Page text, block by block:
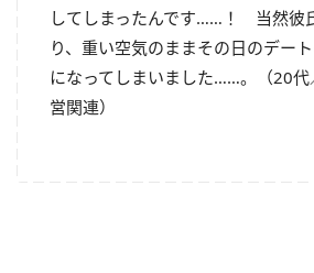
してしまったんです……！ 当然彼
り、重い空気のままその日のデー
になってしまいました……。（20代
営関連）